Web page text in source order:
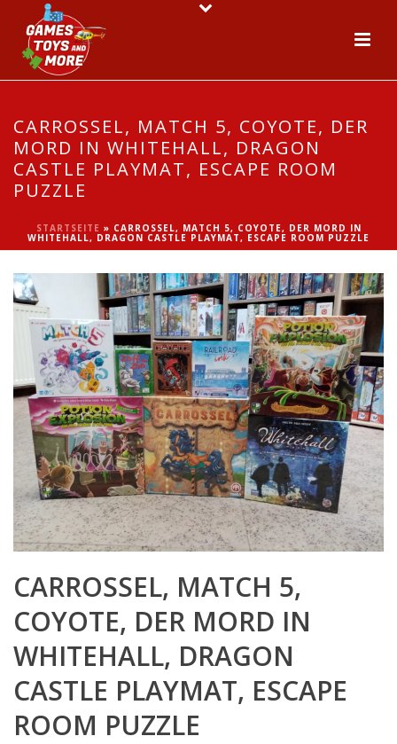
CARROSSEL, MATCH 5, COYOTE, DER
MORD IN WHITEHALL, DRAGON
CASTLE PLAYMAT, ESCAPE ROOM
PUZZLE
STARTSEITE » CARROSSEL, MATCH 5, COYOTE, DER MORD IN
WHITEHALL, DRAGON CASTLE PLAYMAT, ESCAPE ROOM PUZZLE
CARROSSEL, MATCH 5,
COYOTE, DER MORD IN
WHITEHALL, DRAGON
CASTLE PLAYMAT, ESCAPE
ROOM PUZZLE